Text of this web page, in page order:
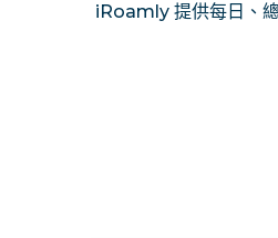
iRoamly 提供每日、